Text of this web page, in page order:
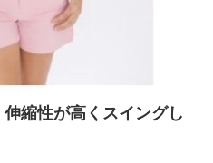
縮性が高くスイングし